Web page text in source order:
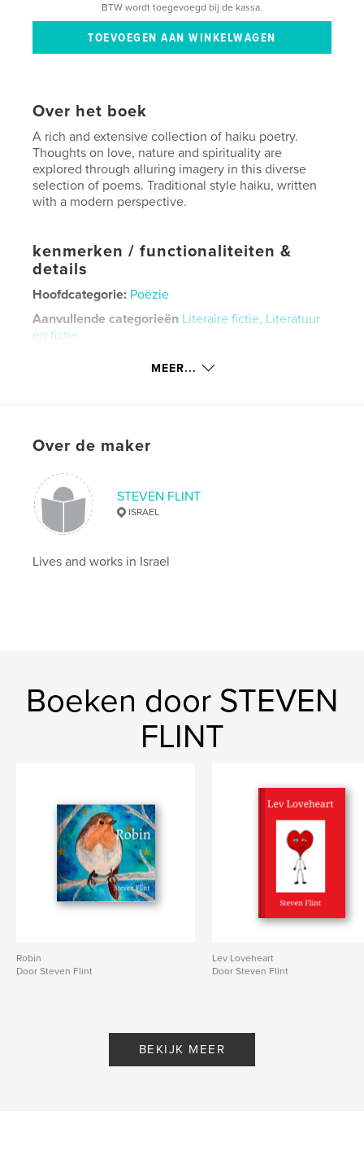
BTW wordt toegevoegd bij de kassa.
Over het boek
A rich and extensive collection of haiku poetry.
Thoughts on love, nature and spirituality are
explored through alluring imagery in this diverse
selection of poems. Traditional style haiku, written
with a modern perspective.
kenmerken / functionaliteiten &
details
Hoofdcategorie: Poëzie
Aanvullende categorieën Literaire fictie, Literatuur
en fictie
Datum publiceren:apr 01, 2024
Trefwoorden
Poetry for women , Love poems
MEER...
Over de maker
STEVEN FLINT
ISRAEL
Lives and works in Israel
Boeken door STEVEN
FLINT
Robin
Door Steven Flint
Lev Loveheart
Door Steven Flint
BEKIJK MEER